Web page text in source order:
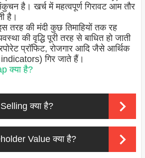
है। खर्च में महत्वपूर्ण गिरावट आम तौर
है।
तरह की मंदी कुछ तिमाहियों तक रह
की वृद्धि पूरी तरह से बाधित हो जाती
प्रॉफिट, रोजगार आदि जैसे आर्थिक
गिर जाते हैं।
क्या है?
क्या है?
Value क्या है?